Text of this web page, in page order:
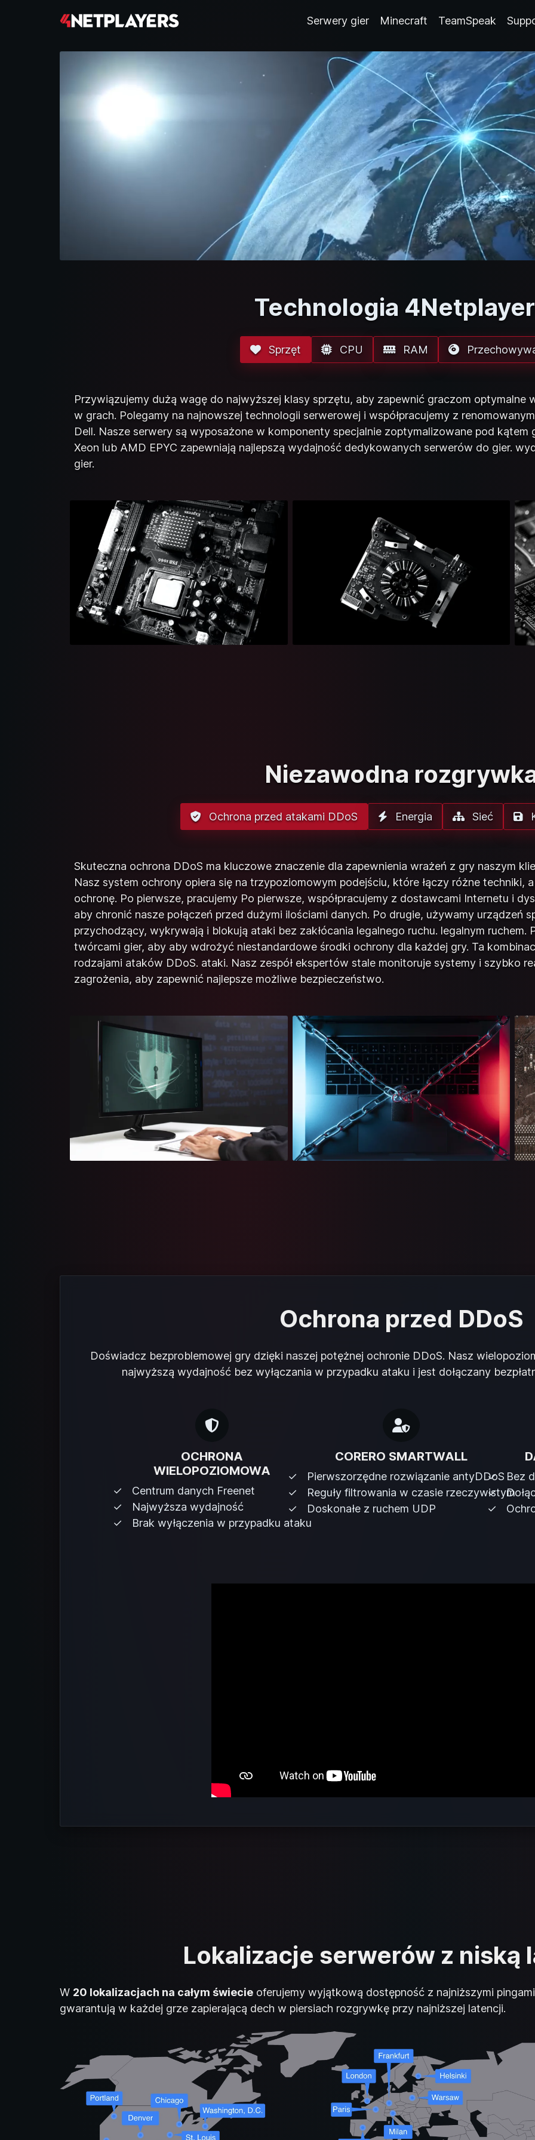
Serwery gier Minecraft TeamSpeak
Technologia
Sprzęt CPU RAM
Przywiązujemy dużą wagę do najwyższej klasy sprzętu, aby zapewnić graczom optymalne
w grach. Polegamy na najnowszej technologii serwerowej i współpracujemy z
Dell. Nasze serwery są wyposażone w komponenty specjalnie zoptymalizowane pod kątem
Xeon lub AMD EPYC zapewniają najlepszą wydajność dedykowanych serwerów do gier.
gier.
Niezawodna
Ochrona przed atakami DDoS Energia Sieć
Skuteczna ochrona DDoS ma kluczowe znaczenie dla zapewnienia wrażeń z gry naszym
Nasz system ochrony opiera się na trzypoziomowym podejściu, które łączy różne techniki,
ochronę. Po pierwsze, pracujemy Po pierwsze, współpracujemy z dostawcami Internetu i
aby chronić nasze połączeń przed dużymi ilościami danych. Po drugie, używamy urządzeń
przychodzący, wykrywają i blokują ataki bez zakłócania legalnego ruchu. legalnym ruchem.
twórcami gier, aby aby wdrożyć niestandardowe środki ochrony dla każdej gry. Ta
rodzajami ataków DDoS. ataki. Nasz zespół ekspertów stale monitoruje systemy i szybko
zagrożenia, aby zapewnić najlepsze możliwe bezpieczeństwo.
Ochrona przed DDoS
Doświadcz bezproblemowej gry dzięki naszej potężnej ochronie DDoS. Nasz
najwyższą wydajność bez wyłączania w przypadku ataku i jest dołączany
OCHRONA
WIELOPOZIOMOWA
Centrum danych Freenet
Najwyższa wydajność
Brak wyłączenia w przypadku ataku
CORERO SMARTWALL
Pierwszorzędne rozwiązanie antyDDoS
Reguły filtrowania w czasie rzeczywistym
Doskonałe z ruchem UDP
Bez
Lokalizacje serwerów z niską
W 20 lokalizacjach na całym świecie oferujemy wyjątkową dostępność z najniższymi
gwarantują w każdej grze zapierającą dech w piersiach rozgrywkę przy najniższej latencji.